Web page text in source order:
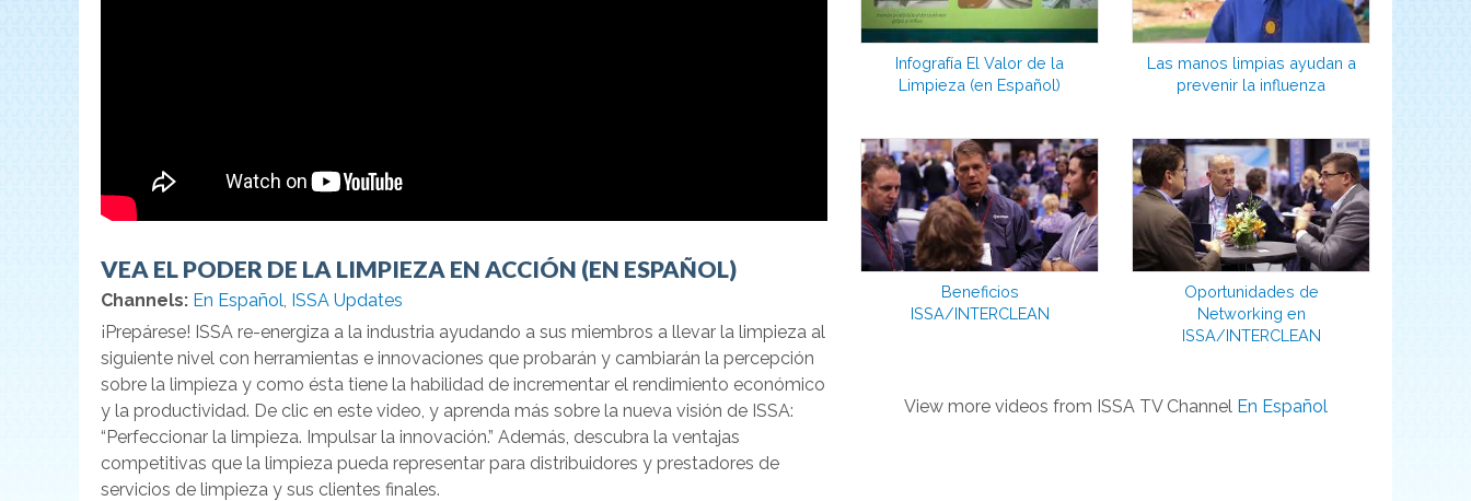
VEA EL PODER DE LA LIMPIEZA EN ACCIÓN (EN ESPAÑOL)
Channels: En Español ISSA Updates
¡Prepárese! ISSA re-energiza a la industria ayudando a sus miembros a llevar la limpieza al
siguiente nivel con herramientas e innovaciones que probarán y cambiarán la percepción
sobre la limpieza y como ésta tiene la habilidad de incrementar el rendimiento económico
y la productividad. De clic en este video, y aprenda más sobre la nueva visión de ISSA:
“Perfeccionar la limpieza. Impulsar la innovación.” Además, descubra la ventajas
competitivas que la limpieza pueda representar para distribuidores y prestadores de
servicios de limpieza y sus clientes finales.
Infografía El Valor de la
Limpieza (en Español)
Las manos limpias ayudan a
prevenir la influenza
Beneficios
ISSA/INTERCLEAN
Oportunidades de
Networking en
ISSA/INTERCLEAN
View more videos from ISSA TV Channel En Español